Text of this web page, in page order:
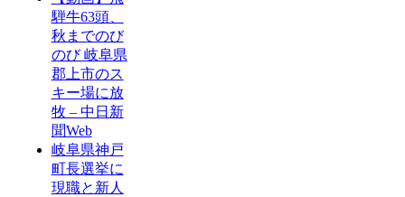
騨牛63頭、
秋までのび
のび 岐阜県
郡上市のス
キー場に放
牧 – 中日新
聞Web
岐阜県神戸
町長選挙に
現職と新人